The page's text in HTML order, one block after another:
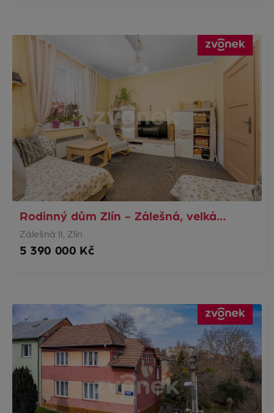
Rodinný dům Zlín - Zálešná, velká…
Zálešná II, Zlín
5 390 000 Kč